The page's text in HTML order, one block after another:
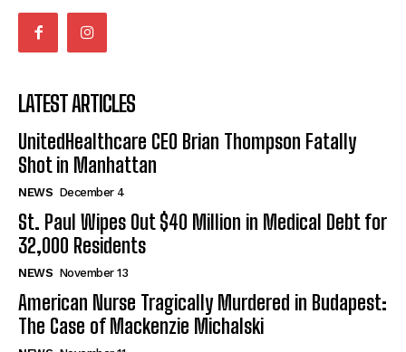
LATEST ARTICLES
UnitedHealthcare CEO Brian Thompson Fatally
Shot in Manhattan
NEWS December 4
St. Paul Wipes Out $40 Million in Medical Debt for
32,000 Residents
NEWS November 13
American Nurse Tragically Murdered in Budapest:
The Case of Mackenzie Michalski